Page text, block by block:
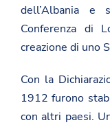
dell’Albania e
Conferenza di
creazione di uno
Con la
1912 furono
con altri paesi.